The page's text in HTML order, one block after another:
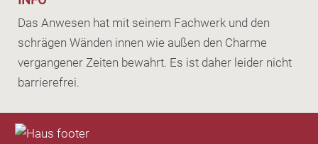
Das Anwesen hat mit seinem Fachwerk und den
schrägen Wänden innen wie außen den Charme
vergangener Zeiten bewahrt. Es ist daher leider nicht
barrierefrei.